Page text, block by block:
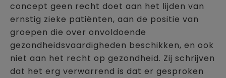
concept geen recht doet aan het lijden van
ernstig zieke patiënten, aan de positie van
groepen die over onvoldoende
gezondheidsvaardigheden beschikken, en ook
niet aan het recht op gezondheid. Zij schrijven
dat het erg verwarrend is dat er gesproken